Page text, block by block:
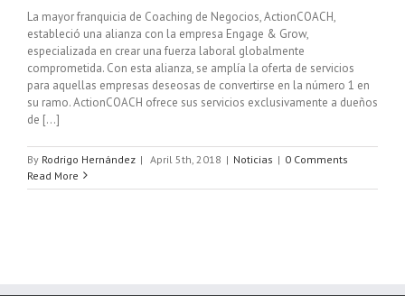
La mayor franquicia de Coaching de Negocios, ActionCOACH,
estableció una alianza con la empresa Engage & Grow,
especializada en crear una fuerza laboral globalmente
comprometida. Con esta alianza, se amplía la oferta de servicios
para aquellas empresas deseosas de convertirse en la número 1 en
su ramo. ActionCOACH ofrece sus servicios exclusivamente a dueños
de [...]
By Rodrigo Hernández | April 5th, 2018 | Noticias | 0 Comments
Read More